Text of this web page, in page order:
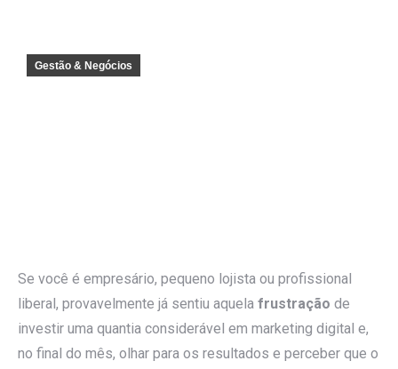
Gestão & Negócios
Se você é empresário, pequeno lojista ou profissional
liberal, provavelmente já sentiu aquela frustração de
investir uma quantia considerável em marketing digital e,
no final do mês, olhar para os resultados e perceber que o